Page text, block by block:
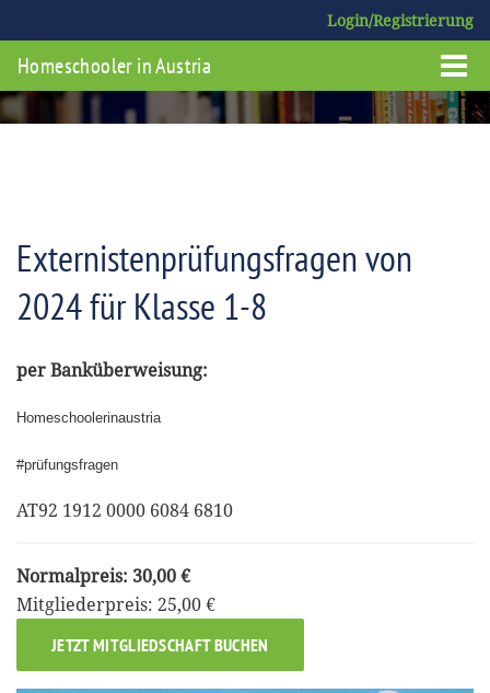
Login/Registrierung
Homeschooler in Austria
Externistenprüfungsfragen von
2024 für Klasse 1-8
per Banküberweisung:
Homeschoolerinaustria
#prüfungsfragen
AT92 1912 0000 6084 6810
Normalpreis: 30,00 €
Mitgliederpreis: 25,00 €
JETZT MITGLIEDSCHAFT BUCHEN